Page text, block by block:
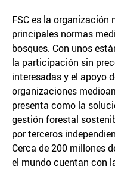
FSC es la organización
principales normas
bosques. Con unos
la participación sin
interesadas y el apoyo
organizaciones
presenta como la
gestión forestal
por terceros
Cerca de 200 millones
el mundo cuentan con